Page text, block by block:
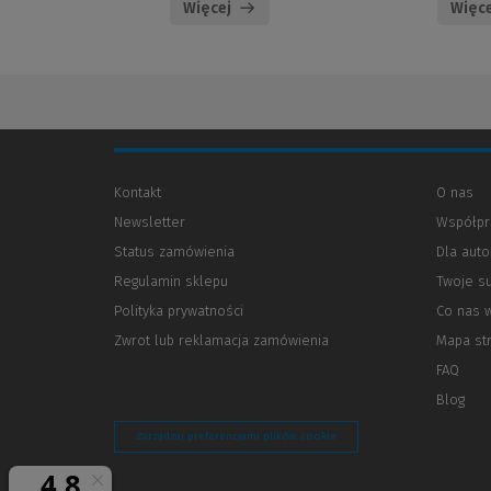
Więcej
Kontakt
Newsletter
Status zamówienia
Regulamin sklepu
Polityka prywatności
innej
Zwrot lub reklamacja zamówienia
O nas
Dla
Twoje
Co nas
Mapa
FAQ
Blog
Zarządzaj preferencjami plików cookie